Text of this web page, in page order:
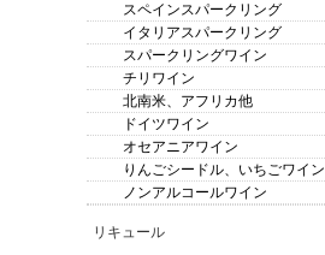
スペインスパークリング
イタリアスパークリング
スパークリングワイン
チリワイン
北南米、アフリカ他
ドイツワイン
オセアニアワイン
りんごシードル、いちごワイン
ノンアルコールワイン
リキュール